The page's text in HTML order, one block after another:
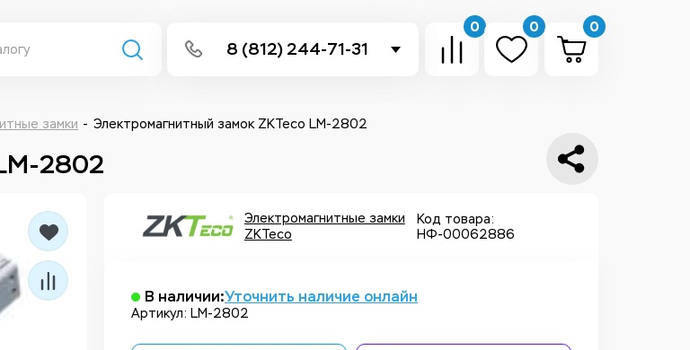
8 (812) 244-71-31
Написать в Telegram
0 0 0
замки Электромагнитный замок ZKTeco LM-2802
2802
Электромагнитные замки
ZKTeco
Код товара:
НФ-00062886
В наличии:Уточнить наличие онлайн
Артикул: LM-2802